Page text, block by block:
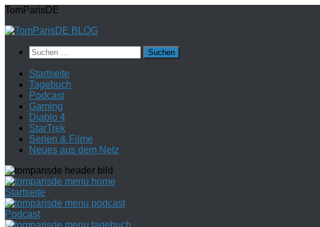
Zum
springen
TomParisDE
Suchen
nach:
Startseite
Tagebuch
Podcast
Gaming
Diablo 4
StarTrek
Serien & Filme
Neues aus dem Netz
Startseite
Podcast